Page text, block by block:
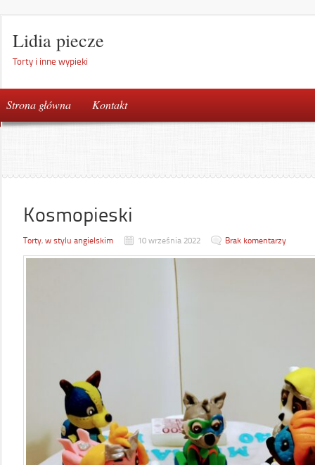
Lidia piecze
Torty i inne wypieki
Strona główna Kontakt
Kosmopieski
Torty, w stylu angielskim 10 września 2022 Brak komentarzy